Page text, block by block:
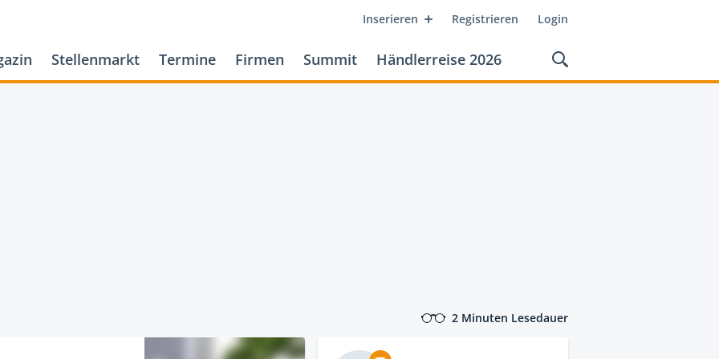
Inserieren Registrieren Login
Stellenmarkt Termine Firmen Summit Händlerreise 2026
2 Minuten Lesedauer